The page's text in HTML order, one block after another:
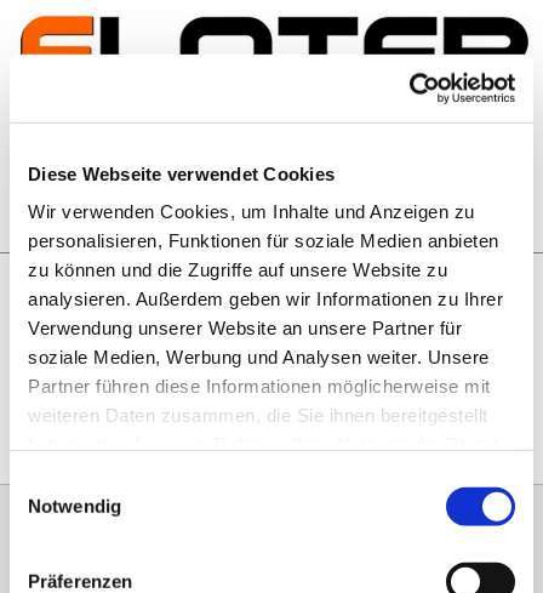
Diese Webseite verwendet Cookies
Wir verwenden Cookies, um Inhalte und Anzeigen zu
personalisieren, Funktionen für soziale Medien anbieten
zu können und die Zugriffe auf unsere Website zu
analysieren. Außerdem geben wir Informationen zu Ihrer
Verwendung unserer Website an unsere Partner für
soziale Medien, Werbung und Analysen weiter. Unsere
Partner führen diese Informationen möglicherweise mit
weiteren Daten zusammen, die Sie ihnen bereitgestellt
Einwilligungsauswahl
Notwendig
Präferenzen
Zum Inhalt springen
Artikelsuche
Rechtliches
Hier geht es zu unserenAGB , zumWiderrufsrecht, zum
Impressum und zu unseremDatenschutz.